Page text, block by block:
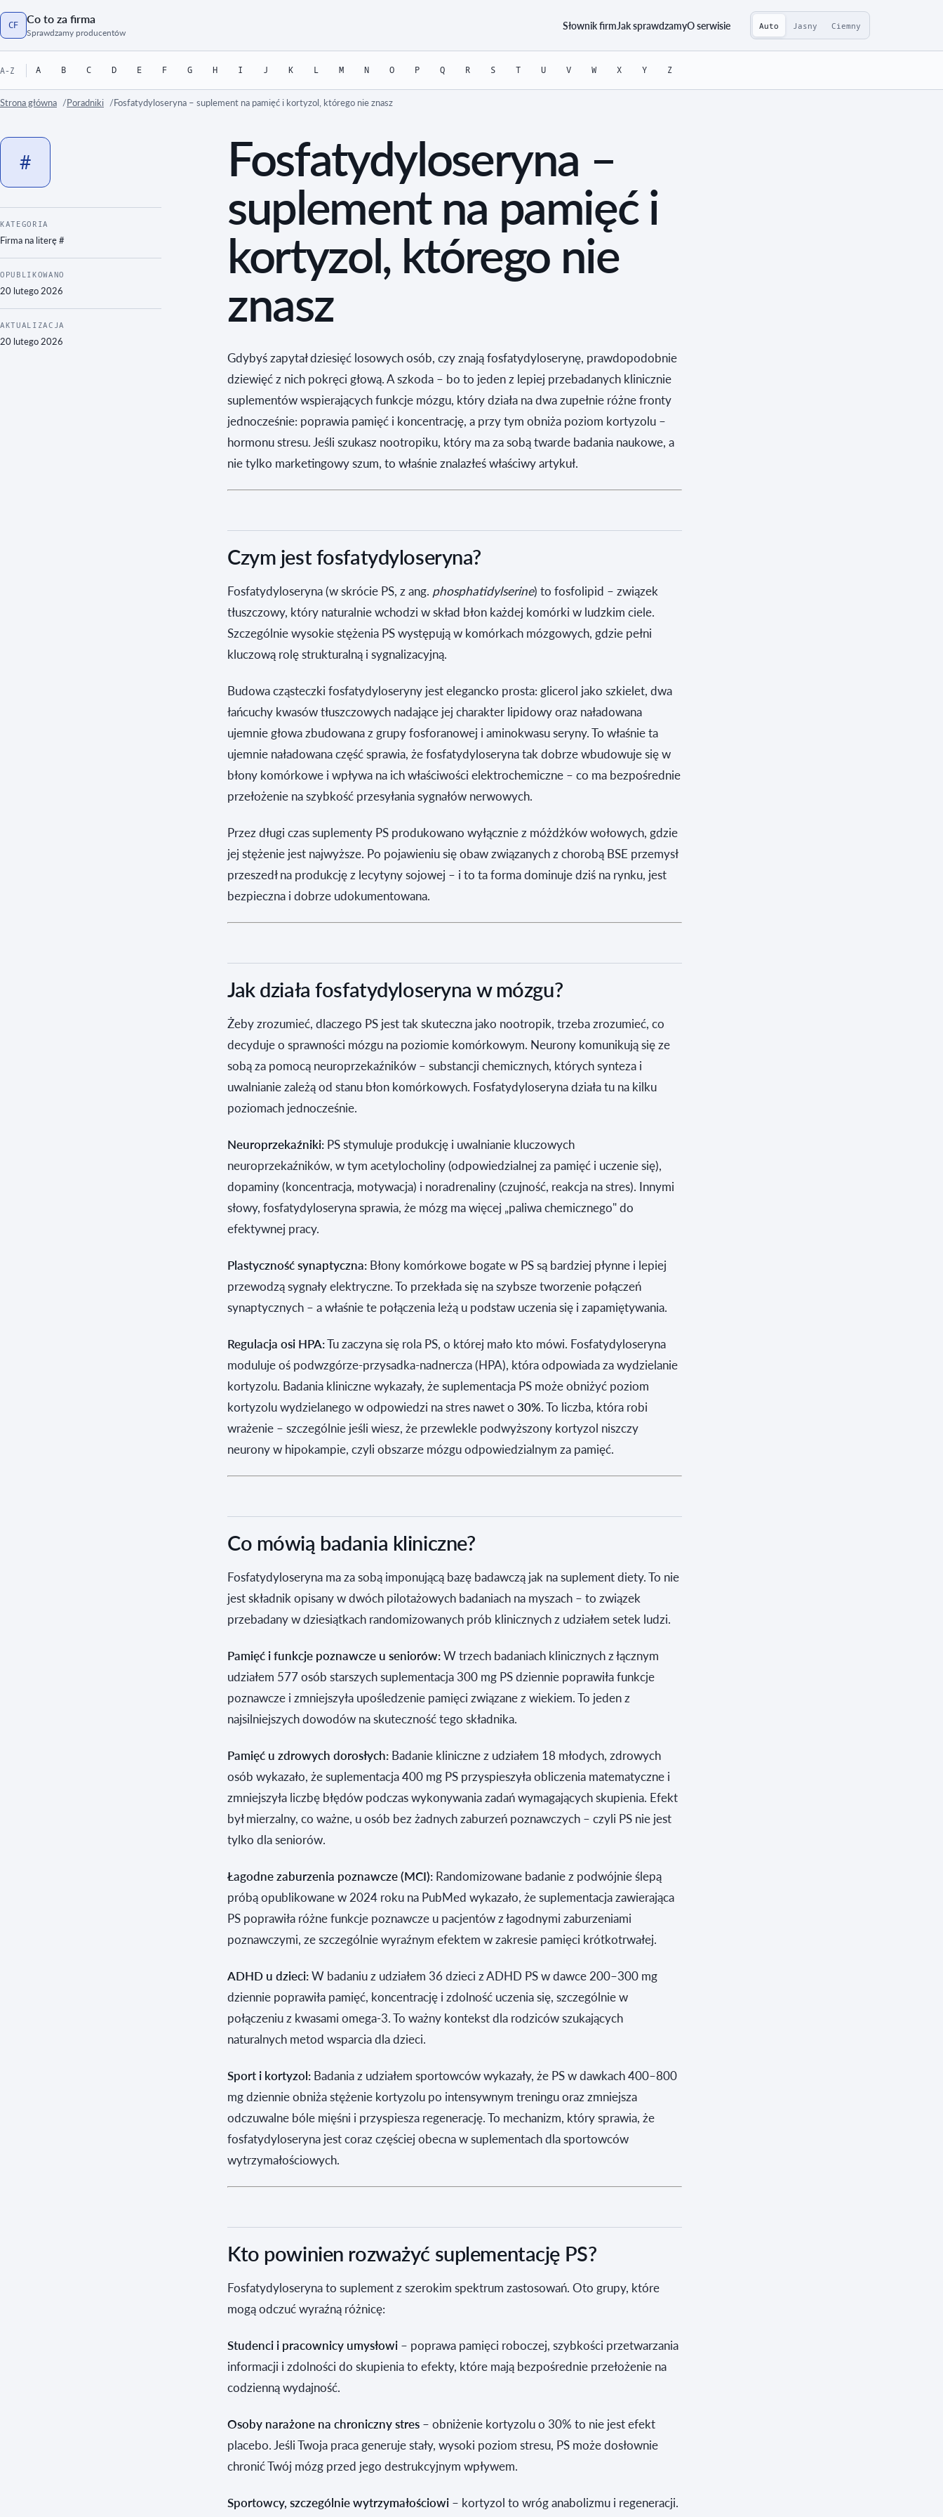
CF Co to za firma
Sprawdzamy producentów
Strona główna
Słownik firmJak sprawdzamyO serwisie Auto Jasny Ciemny
A-Z A B C D E F G H I J K L M N O P Q R S T U V W X Y Z
Strona główna Poradniki Fosfatydyloseryna – suplement na pamięć i kortyzol, którego nie znasz
#
KATEGORIA
Firma na literę#
OPUBLIKOWANO
20 lutego 2026
AKTUALIZACJA
20 lutego 2026
Fosfatydyloseryna –
suplement na pamięć i
kortyzol, którego nie
znasz
Gdybyś zapytał dziesięć losowych osób, czy znają fosfatydyloserynę, prawdopodobnie
dziewięć z nich pokręci głową. A szkoda – bo to jeden z lepiej przebadanych klinicznie
suplementów wspierających funkcje mózgu, który działa na dwa zupełnie różne fronty
jednocześnie: poprawia pamięć i koncentrację, a przy tym obniża poziom kortyzolu –
hormonu stresu. Jeśli szukasz nootropiku, który ma za sobą twarde badania naukowe, a
nie tylko marketingowy szum, to właśnie znalazłeś właściwy artykuł.
Czym jest fosfatydyloseryna?
Fosfatydyloseryna (w skrócie PS, z ang. phosphatidylserine) to fosfolipid – związek
tłuszczowy, który naturalnie wchodzi w skład błon każdej komórki w ludzkim ciele.
Szczególnie wysokie stężenia PS występują w komórkach mózgowych, gdzie pełni
kluczową rolę strukturalną i sygnalizacyjną.
Budowa cząsteczki fosfatydyloseryny jest elegancko prosta: glicerol jako szkielet, dwa
łańcuchy kwasów tłuszczowych nadające jej charakter lipidowy oraz naładowana
ujemnie głowa zbudowana z grupy fosforanowej i aminokwasu seryny. To właśnie ta
ujemnie naładowana część sprawia, że fosfatydyloseryna tak dobrze wbudowuje się w
błony komórkowe i wpływa na ich właściwości elektrochemiczne – co ma bezpośrednie
przełożenie na szybkość przesyłania sygnałów nerwowych.
Przez długi czas suplementy PS produkowano wyłącznie z móżdżków wołowych, gdzie
jej stężenie jest najwyższe. Po pojawieniu się obaw związanych z chorobą BSE przemysł
przeszedł na produkcję z lecytyny sojowej – i to ta forma dominuje dziś na rynku, jest
bezpieczna i dobrze udokumentowana.
Jak działa fosfatydyloseryna w mózgu?
Żeby zrozumieć, dlaczego PS jest tak skuteczna jako nootropik, trzeba zrozumieć, co
decyduje o sprawności mózgu na poziomie komórkowym. Neurony komunikują się ze
sobą za pomocą neuroprzekaźników – substancji chemicznych, których synteza i
uwalnianie zależą od stanu błon komórkowych. Fosfatydyloseryna działa tu na kilku
poziomach jednocześnie.
Neuroprzekaźniki: PS stymuluje produkcję i uwalnianie kluczowych
neuroprzekaźników, w tym acetylocholiny (odpowiedzialnej za pamięć i uczenie się),
dopaminy (koncentracja, motywacja) i noradrenaliny (czujność, reakcja na stres). Innymi
słowy, fosfatydyloseryna sprawia, że mózg ma więcej „paliwa chemicznego" do
efektywnej pracy.
Plastyczność synaptyczna: Błony komórkowe bogate w PS są bardziej płynne i lepiej
przewodzą sygnały elektryczne. To przekłada się na szybsze tworzenie połączeń
synaptycznych – a właśnie te połączenia leżą u podstaw uczenia się i zapamiętywania.
Regulacja osi HPA:Tu zaczyna się rola PS, o której mało kto mówi. Fosfatydyloseryna
moduluje oś podwzgórze-przysadka-nadnercza (HPA), która odpowiada za wydzielanie
kortyzolu. Badania kliniczne wykazały, że suplementacja PS może obniżyć poziom
kortyzolu wydzielanego w odpowiedzi na stres nawet o30%. To liczba, która robi
wrażenie – szczególnie jeśli wiesz, że przewlekle podwyższony kortyzol niszczy
neurony w hipokampie, czyli obszarze mózgu odpowiedzialnym za pamięć.
Co mówią badania kliniczne?
Fosfatydyloseryna ma za sobą imponującą bazę badawczą jak na suplement diety. To nie
jest składnik opisany w dwóch pilotażowych badaniach na myszach – to związek
przebadany w dziesiątkach randomizowanych prób klinicznych z udziałem setek ludzi.
Pamięć i funkcje poznawcze u seniorów:W trzech badaniach klinicznych z łącznym
udziałem 577 osób starszych suplementacja 300 mg PS dziennie poprawiła funkcje
poznawcze i zmniejszyła upośledzenie pamięci związane z wiekiem. To jeden z
najsilniejszych dowodów na skuteczność tego składnika.
Pamięć u zdrowych dorosłych: Badanie kliniczne z udziałem 18 młodych, zdrowych
osób wykazało, że suplementacja 400 mg PS przyspieszyła obliczenia matematyczne i
zmniejszyła liczbę błędów podczas wykonywania zadań wymagających skupienia. Efekt
był mierzalny, co ważne, u osób bez żadnych zaburzeń poznawczych – czyli PS nie jest
tylko dla seniorów.
Łagodne zaburzenia poznawcze (MCI): Randomizowane badanie z podwójnie ślepą
próbą opublikowane w 2024 roku na PubMed wykazało, że suplementacja zawierająca
PS poprawiła różne funkcje poznawcze u pacjentów z łagodnymi zaburzeniami
poznawczymi, ze szczególnie wyraźnym efektem w zakresie pamięci krótkotrwałej.
ADHD u dzieci:W badaniu z udziałem 36 dzieci z ADHD PS w dawce 200–300 mg
dziennie poprawiła pamięć, koncentrację i zdolność uczenia się, szczególnie w
połączeniu z kwasami omega-3. To ważny kontekst dla rodziców szukających
naturalnych metod wsparcia dla dzieci.
Sport i kortyzol: Badania z udziałem sportowców wykazały, że PS w dawkach 400–800
mg dziennie obniża stężenie kortyzolu po intensywnym treningu oraz zmniejsza
odczuwalne bóle mięśni i przyspiesza regenerację. To mechanizm, który sprawia, że
fosfatydyloseryna jest coraz częściej obecna w suplementach dla sportowców
wytrzymałościowych.
Kto powinien rozważyć suplementację PS?
Fosfatydyloseryna to suplement z szerokim spektrum zastosowań. Oto grupy, które
mogą odczuć wyraźną różnicę:
Studenci i pracownicy umysłowi – poprawa pamięci roboczej, szybkości przetwarzania
informacji i zdolności do skupienia to efekty, które mają bezpośrednie przełożenie na
codzienną wydajność.
Osoby narażone na chroniczny stres – obniżenie kortyzolu o 30% to nie jest efekt
placebo. Jeśli Twoja praca generuje stały, wysoki poziom stresu, PS może dosłownie
chronić Twój mózg przed jego destrukcyjnym wpływem.
Sportowcy, szczególnie wytrzymałościowi – kortyzol to wróg anabolizmu i regeneracji.